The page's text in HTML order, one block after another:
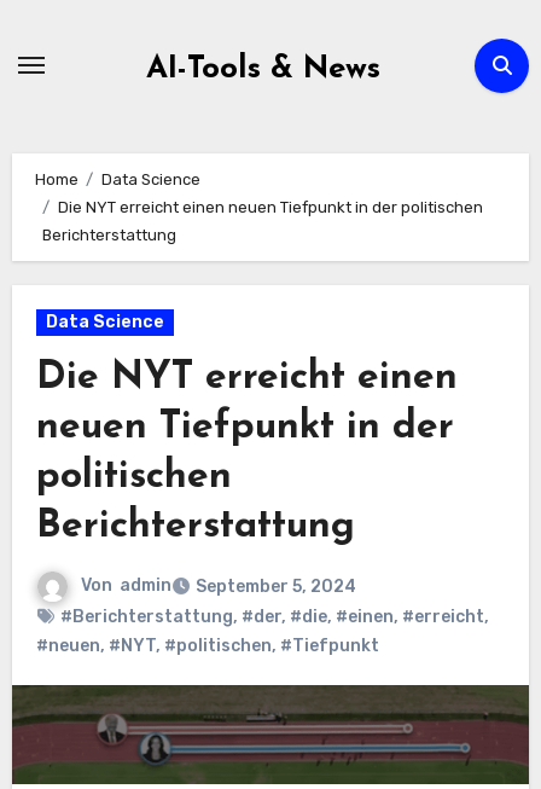
AI-Tools & News
Home
Data Science
Die NYT erreicht einen neuen Tiefpunkt in der politischen
Berichterstattung
Data Science
Die NYT erreicht einen
neuen Tiefpunkt in der
politischen
Berichterstattung
Von admin
September 5, 2024
#Berichterstattung, #der, #die, #einen, #erreicht,
#neuen, #NYT, #politischen, #Tiefpunkt